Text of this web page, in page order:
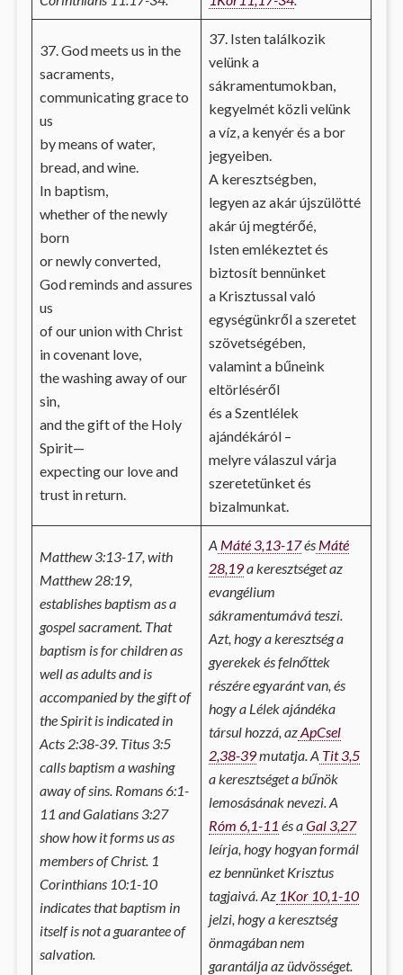
37. God meets us in the
sacraments,
communicating grace to
us
by means of water,
bread, and wine.
In baptism,
whether of the newly
born
or newly converted,
God reminds and assures
us
of our union with Christ
in covenant love,
the washing away of our
sin,
and the gift of the Holy
Spirit—
expecting our love and
trust in return.
37. Isten találkozik
velünk a
sákramentumokban,
kegyelmét közli velünk
a víz, a kenyér és a bor
jegyeiben.
A keresztségben,
legyen az akár újszülötté
akár új megtérőé,
Isten emlékeztet és
biztosít bennünket
a Krisztussal való
egységünkről a szeretet
szövetségében,
valamint a bűneink
eltörléséről
és a Szentlélek
ajándékáról –
melyre válaszul várja
szeretetünket és
bizalmunkat.
Matthew 3:13-17, with
Matthew 28:19,
establishes baptism as a
gospel sacrament. That
baptism is for children as
well as adults and is
accompanied by the gift of
the Spirit is indicated in
Acts 2:38-39. Titus 3:5
calls baptism a washing
away of sins. Romans 6:1-
11 and Galatians 3:27
show how it forms us as
members of Christ. 1
Corinthians 10:1-10
indicates that baptism in
itself is not a guarantee of
salvation.
A Máté 3,13-17ésMáté
28,19a keresztséget az
evangélium
sákramentumává teszi.
Azt, hogy a keresztség a
gyerekek és felnőttek
részére egyaránt van, és
hogy a Lélek ajándéka
társul hozzá, azApCsel
2,38-39mutatja. A Tit 3,5
a keresztséget a bűnök
lemosásának nevezi. A
Róm 6,1-11 és aGal 3,27
leírja, hogy hogyan formál
ez bennünket Krisztus
tagjaivá. Az1Kor 10,1-10
jelzi, hogy a keresztség
önmagában nem
garantálja az üdvösséget.